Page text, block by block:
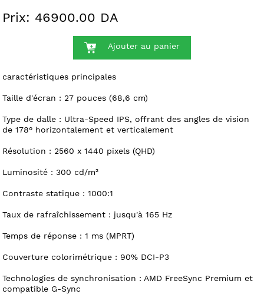
Prix: 46900.00 DA
Ajouter au panier
caractéristiques principales
Taille d'écran : 27 pouces (68,6 cm)
Type de dalle : Ultra-Speed IPS, offrant des angles de vision
de 178° horizontalement et verticalement
Résolution : 2560 x 1440 pixels (QHD)
Luminosité : 300 cd/m²
Contraste statique : 1000:1
Taux de rafraîchissement : jusqu'à 165 Hz
Temps de réponse : 1 ms (MPRT)
Couverture colorimétrique : 90% DCI-P3
Technologies de synchronisation : AMD FreeSync Premium et
compatible G-Sync